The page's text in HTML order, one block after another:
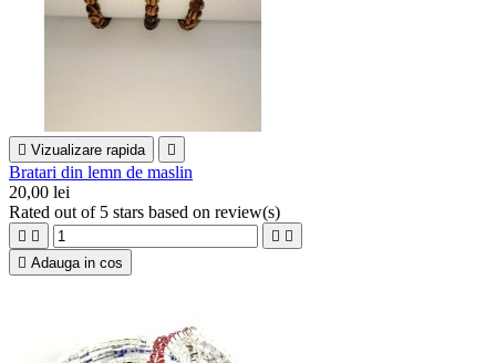
 Vizualizare rapida 
Bratari din lemn de maslin
20,00 lei
Rated out of 5 stars based on review(s)
   
 Adauga in cos